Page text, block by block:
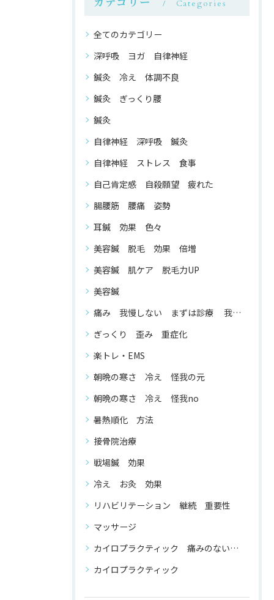
Categories
全てのカテゴリー
深呼吸 ヨガ 自律神経
鍼灸 冷え 体調不良
鍼灸 ぎっくり腰
鍼灸
自律神経 深呼吸 鍼灸
自律神経 ストレス 食事
自己肯定感 自殺願望 疲れた
腸腰筋 腰痛 姿勢
耳鍼 効果 色々
美容鍼 脱毛 効果 倍増
美容鍼 肌ケア 脱毛力UP
美容鍼
痛み 我慢しない まずは診療 我慢する 必要 が ない
ぎっくり 歪み 重症化
楽トレ・EMS
朝晩の寒さ 冷え 怪我の元
朝晩の寒さ 冷え 怪我no
暑熱順化 方法
接骨院治療
戦場鍼 効果
冷え お灸 効果
リハビリテーション 継続 重要性
マッサージ
カイロプラクティック 痛みのない 整体
カイロプラクティック